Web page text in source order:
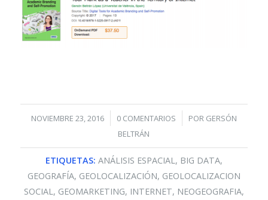
NOVIEMBRE 23, 2016
/ 0 COMENTARIOS
/ POR GERSÓN
BELTRÁN
ETIQUETAS: ANÁLISIS ESPACIAL , BIG DATA,
GEOGRAFÍA, GEOLOCALIZACIÓN, GEOLOCALIZACION
SOCIAL , GEOMARKETING, INTERNET, NEOGEOGRAFIA,